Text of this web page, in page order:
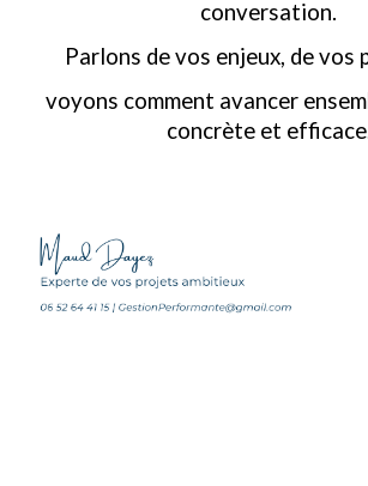
conversation.
Parlons de vos enjeux, de
voyons comment avancer
concrète et